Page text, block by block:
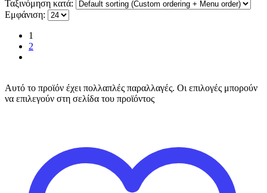
Ταξινόμηση κατά:
Εμφάνιση:
1
2
Αυτό το προϊόν έχει πολλαπλές παραλλαγές. Οι επιλογές μπορούν
να επιλεγούν στη σελίδα του προϊόντος